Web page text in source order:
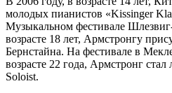
молодых пианистов «Kissinger
Музыкальном фестивале
возрасте 18 лет, Армстронгу
Бернстайна. На фестивале в
возрасте 22 года, Армстронг
Soloist.